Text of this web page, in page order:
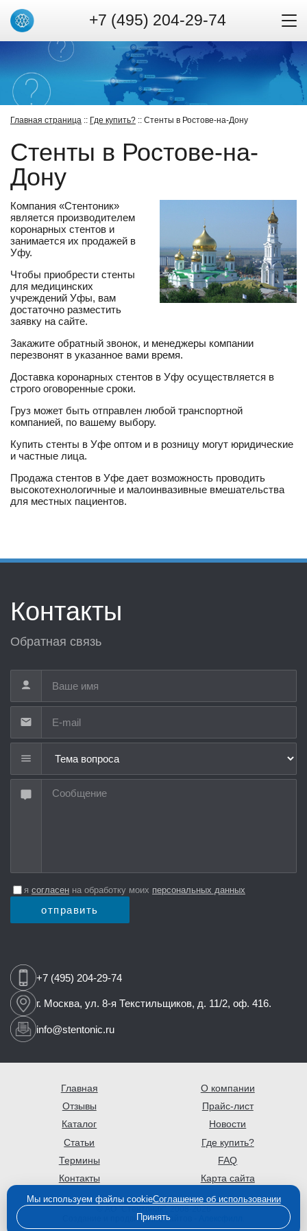
+7 (495) 204-29-74
Главная страница :: Где купить? :: Стенты в Ростове-на-Дону
Стенты в Ростове-на-
Дону
Компания «Стентоник»
является производителем
коронарных стентов и
занимается их продажей в
Уфу.
Чтобы приобрести стенты
для медицинских
учреждений Уфы, вам
достаточно разместить
заявку на сайте.
Закажите обратный звонок, и менеджеры компании
перезвонят в указанное вами время.
Доставка коронарных стентов в Уфу осуществляется в
строго оговоренные сроки.
Груз может быть отправлен любой транспортной
компанией, по вашему выбору.
Купить стенты в Уфе оптом и в розницу могут юридические
и частные лица.
Продажа стентов в Уфе дает возможность проводить
высокотехнологичные и малоинвазивные вмешательства
для местных пациентов.
Контакты
Обратная связь
Тема вопроса
я согласен на обработку моих персональных данных
отправить
+7 (495) 204-29-74
г. Москва, ул. 8-я Текстильщиков, д. 11/2, оф. 416.
info@stentonic.ru
Главная
О компании
Отзывы
Прайс-лист
Каталог
Новости
Статьи
Где купить?
Термины
FAQ
Контакты
Карта сайта
Создание и продвижение сайтов -
Мы используем файлы cookieСоглашение об использовании
Принять